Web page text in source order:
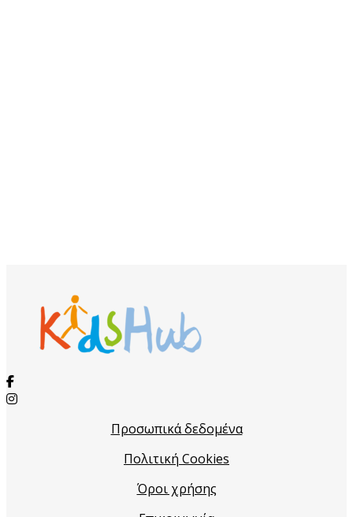
Προσωπικά δεδομένα
Πολιτική Cookies
Όροι χρήσης